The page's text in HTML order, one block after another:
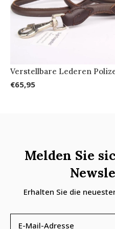
Verstellbare Lederen
€65,95
Melden Sie
Erhalten Sie die